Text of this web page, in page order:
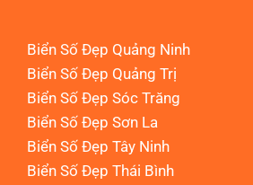
Biển Số Đẹp Quảng Ninh
Biển Số Đẹp Quảng Trị
Biển Số Đẹp Sóc Trăng
Biển Số Đẹp Sơn La
Biển Số Đẹp Tây Ninh
Biển Số Đẹp Thái Bình